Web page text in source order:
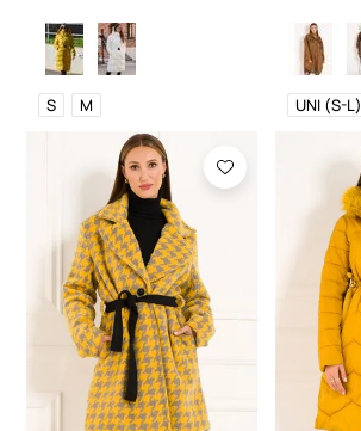
S M UNI (S-L)